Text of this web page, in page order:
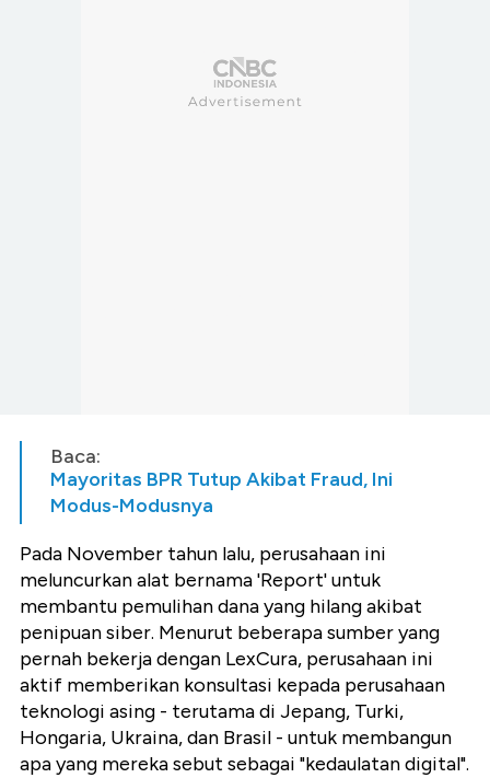
Baca:
Mayoritas BPR Tutup Akibat Fraud, Ini
Modus-Modusnya
Pada November tahun lalu, perusahaan ini
meluncurkan alat bernama 'Report' untuk
membantu pemulihan dana yang hilang akibat
penipuan siber. Menurut beberapa sumber yang
pernah bekerja dengan LexCura, perusahaan ini
aktif memberikan konsultasi kepada perusahaan
teknologi asing - terutama di Jepang, Turki,
Hongaria, Ukraina, dan Brasil - untuk membangun
apa yang mereka sebut sebagai "kedaulatan digital".